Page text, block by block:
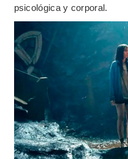
psicológica y corporal.